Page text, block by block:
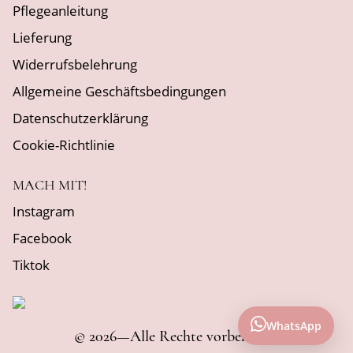
Pflegeanleitung
Lieferung
Widerrufsbelehrung
Allgemeine Geschäftsbedingungen
Datenschutzerklärung
Cookie-Richtlinie
MACH MIT!
Instagram
Facebook
Tiktok
© 2026—Alle Rechte vorbehalten
WhatsApp